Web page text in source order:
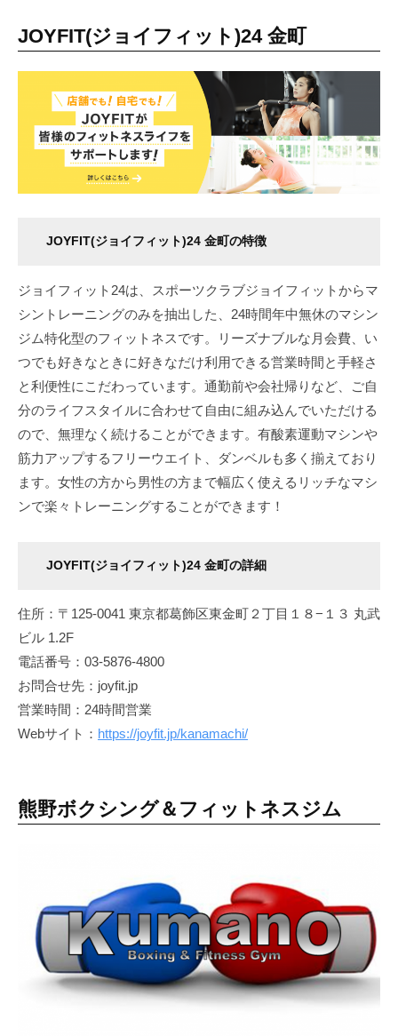
JOYFIT(ジョイフィット)24 金町
JOYFIT(ジョイフィット)24 金町の特徴
ジョイフィット24は、スポーツクラブジョイフィットからマ
シントレーニングのみを抽出した、24時間年中無休のマシン
ジム特化型のフィットネスです。リーズナブルな月会費、い
つでも好きなときに好きなだけ利用できる営業時間と手軽さ
と利便性にこだわっています。通勤前や会社帰りなど、ご自
分のライフスタイルに合わせて自由に組み込んでいただける
ので、無理なく続けることができます。有酸素運動マシンや
筋力アップするフリーウエイト、ダンベルも多く揃えており
ます。女性の方から男性の方まで幅広く使えるリッチなマシ
ンで楽々トレーニングすることができます！
JOYFIT(ジョイフィット)24 金町の詳細
住所：〒125-0041 東京都葛飾区東金町２丁目１８−１３ 丸武
ビル 1.2F
電話番号：03-5876-4800
お問合せ先：joyfit.jp
営業時間：24時間営業
Webサイト： https://joyfit.jp/kanamachi/
熊野ボクシング＆フィットネスジム